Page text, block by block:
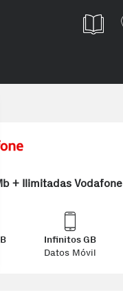
+ Ilimitadas Vodafone
Infinitos GB
Datos Móvil